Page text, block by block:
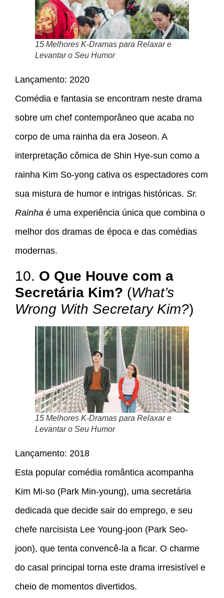
15 Melhores K-Dramas para Relaxar e
Levantar o Seu Humor
Lançamento: 2020
Comédia e fantasia se encontram neste drama
sobre um chef contemporâneo que acaba no
corpo de uma rainha da era Joseon. A
interpretação cômica de Shin Hye-sun como a
rainha Kim So-yong cativa os espectadores com
sua mistura de humor e intrigas históricas. Sr.
Rainha é uma experiência única que combina o
melhor dos dramas de época e das comédias
modernas.
10. O Que Houve com a
Secretária Kim? (What’s
Wrong With Secretary Kim?)
15 Melhores K-Dramas para Relaxar e
Levantar o Seu Humor
Lançamento: 2018
Esta popular comédia romântica acompanha
Kim Mi-so (Park Min-young), uma secretária
dedicada que decide sair do emprego, e seu
chefe narcisista Lee Young-joon (Park Seo-
joon), que tenta convencê-la a ficar. O charme
do casal principal torna este drama irresistível e
cheio de momentos divertidos.